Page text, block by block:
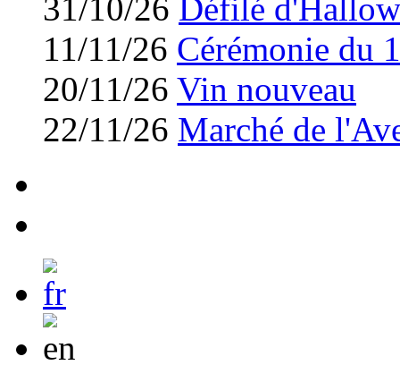
31/10/26 Défilé
11/11/26 Cérémonie du
20/11/26 Vin nouveau
22/11/26 Marché de